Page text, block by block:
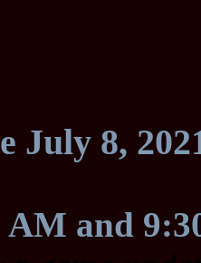
July 8,
AM and